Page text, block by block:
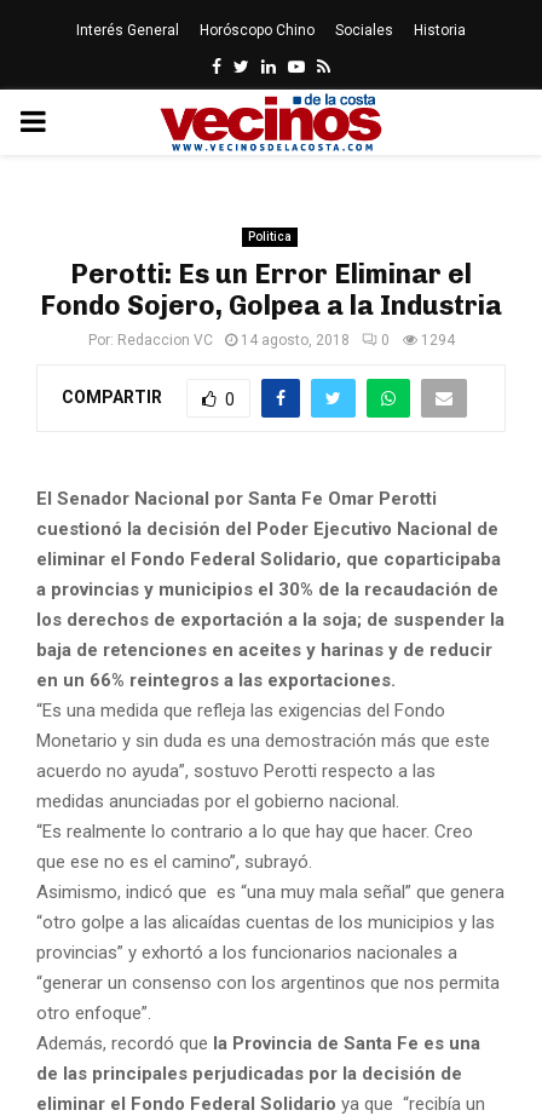
Interés General Horóscopo Chino Sociales Historia
Facebook
Twitter
LinkedinYoutube
Rss
PRIMARY
Politica
Perotti: Es un Error Eliminar el
Fondo Sojero, Golpea a la Industria
Por: Redaccion VC 14 agosto, 2018 0 1294
COMPARTIR 0
El Senador Nacional por Santa Fe Omar Perotti
cuestionó la decisión del Poder Ejecutivo Nacional de
eliminar el Fondo Federal Solidario, que coparticipaba
a provincias y municipios el 30% de la recaudación de
los derechos de exportación a la soja; de suspender la
baja de retenciones en aceites y harinas y de reducir
en un 66% reintegros a las exportaciones.
“Es una medida que refleja las exigencias del Fondo
Monetario y sin duda es una demostración más que este
acuerdo no ayuda”, sostuvo Perotti respecto a las
medidas anunciadas por el gobierno nacional.
“Es realmente lo contrario a lo que hay que hacer. Creo
que ese no es el camino”, subrayó.
Asimismo, indicó que es “una muy mala señal” que genera
“otro golpe a las alicaídas cuentas de los municipios y las
provincias” y exhortó a los funcionarios nacionales a
“generar un consenso con los argentinos que nos permita
otro enfoque”.
Además, recordó que la Provincia de Santa Fe es una
de las principales perjudicadas por la decisión de
eliminar el Fondo Federal Solidario ya que “recibía un